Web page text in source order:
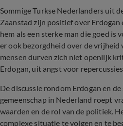
Sommige Turkse Nederlanders uit
Zaanstad zijn positief over Erdogan
hem als een sterke man die goed is
er ook bezorgdheid over de vrijheid
mensen durven zich niet openlijk
Erdogan, uit angst voor
De discussie rondom Erdogan en
gemeenschap in Nederland roept
waarden en de rol van de politiek.
complexe situatie te volgen en te